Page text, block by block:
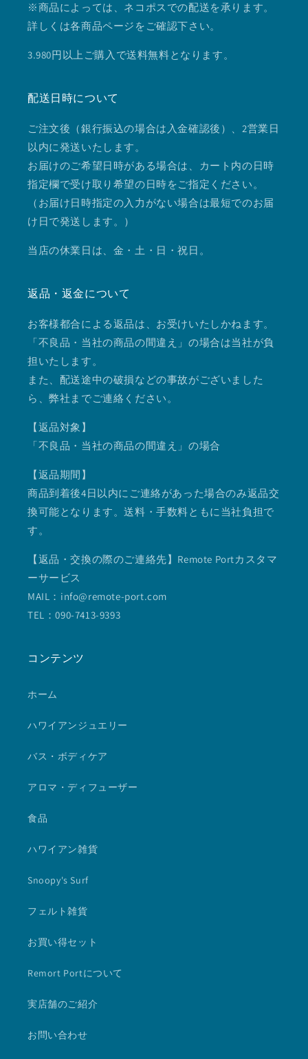
※商品によっては、ネコポスでの配送を承ります。
詳しくは各商品ページをご確認下さい。
3.980円以上ご購入で送料無料となります。
配送日時について
ご注文後（銀行振込の場合は入金確認後）、2営業日
以内に発送いたします。
お届けのご希望日時がある場合は、カート内の日時
指定欄で受け取り希望の日時をご指定ください。
（お届け日時指定の入力がない場合は最短でのお届
け日で発送します。）
当店の休業日は、金・土・日・祝日。
返品・返金について
お客様都合による返品は、お受けいたしかねます。
「不良品・当社の商品の間違え」の場合は当社が負
担いたします。
また、配送途中の破損などの事故がございました
ら、弊社までご連絡ください。
【返品対象】
「不良品・当社の商品の間違え」の場合
【返品期間】
商品到着後4日以内にご連絡があった場合のみ返品交
換可能となります。送料・手数料ともに当社負担で
す。
【返品・交換の際のご連絡先】Remote Portカスタマ
ーサービス
MAIL：info@remote-port.com
TEL：090-7413-9393
コンテンツ
ホーム
ハワイアンジュエリー
バス・ボディケア
アロマ・ディフューザー
食品
ハワイアン雑貨
Snoopy's Surf
フェルト雑貨
お買い得セット
Remort Portについて
実店舗のご紹介
お問い合わせ